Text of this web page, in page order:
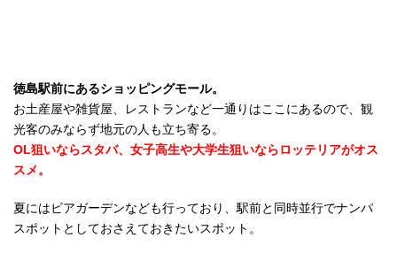
徳島駅前にあるショッピングモール。
お土産屋や雑貨屋、レストランなど一通りはここにあるので、観
光客のみならず地元の人も立ち寄る。
OL狙いならスタバ、女子高生や大学生狙いならロッテリアがオス
スメ。
夏にはビアガーデンなども行っており、駅前と同時並行でナンパ
スポットとしておさえておきたいスポット。